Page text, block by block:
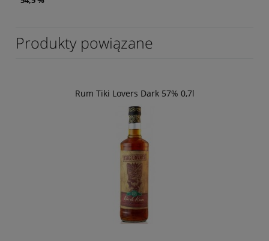
Produkty powiązane
Rum Tiki Lovers Dark 57% 0,7l